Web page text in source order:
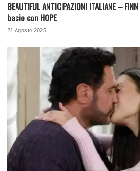
BEAUTIFUL ANTICIPAZIONI ITALIANE –
bacio con HOPE
21 Agosto 2025